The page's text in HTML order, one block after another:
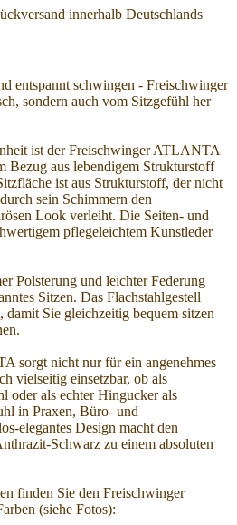
innerhalb Deutschlands
entspannt schwingen - Freischwinger
sondern auch vom Sitzgefühl her
ist der Freischwinger ATLANTA
Bezug aus lebendigem Strukturstoff
ist aus Strukturstoff, der nicht
sein Schimmern den
Look verleiht. Die Seiten- und
pflegeleichtem Kunstleder
Polsterung und leichter Federung
Sitzen. Das Flachstahlgestell
Sie gleichzeitig bequem sitzen
sorgt nicht nur für ein angenehmes
vielseitig einsetzbar, ob als
oder als echter Hingucker als
in Praxen, Büro- und
elegantes Design macht den
Schwarz zu einem absoluten
finden Sie den Freischwinger
(siehe Fotos):